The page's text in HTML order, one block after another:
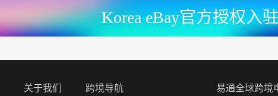
Korea eBay官方授权入
关于我们 跨境导航 易通全球跨境